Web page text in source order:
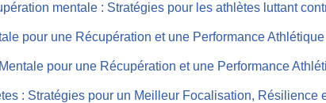
mentale : Stratégies pour les athlètes luttant
pour une Récupération et une Performance
pour une Récupération et une Performance
: Stratégies pour un Meilleur Focalisation, Résilience